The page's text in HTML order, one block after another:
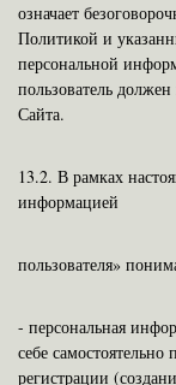
означает
Политикой и
персональной
пользователь
Сайта.
13.2. В рамках
информацией
пользователя»
- персональная
себе
регистрации